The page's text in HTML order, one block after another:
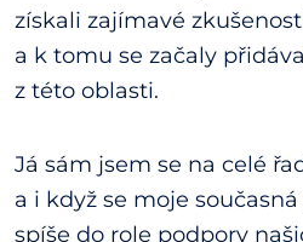
získali zajímavé
a k tomu se začaly
z této oblasti.
Já sám jsem se na celé
a i když se moje
spíše do role podpory